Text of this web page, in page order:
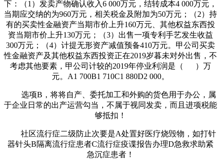
下：（1）发卖产物确认收入6 000万元，结转成本4 000万元，
当期应交纳的为960万元，相关税金及附加为50万元；（2）持
有的买卖性金融资产当期市价上升160万元、其他权益东西投
资当期市价上升130万元；（3）出售一项专利手艺发生收益
300万元；（4）计提无形资产减值预备410万元。甲公司买卖
性金融资产及其他权益东西投资正在2019岁暮未对外出售，不
考虑其他要素，甲公司计较的2019年停业利润是（ ）万
元。A1 700B1 710C1 880D2 000。
选项B，将将自产、委托加工和外购的货色用于办公，属
于企业日常的出产运营勾当，不属于视同发卖，而且进项税能
够抵扣！
社区流行症二级防止次要是A处置好医疗烧毁物，如打针
器针头B隔离流行症患者C流行症疫谍报告办理D急救求助紧
急沉症患者！